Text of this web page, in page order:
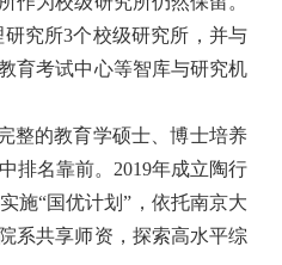
研究所3个校级研究所，并与
育考试中心等智库与研究机
整的教育学硕士、博士培养
排名靠前。 2019年成立陶行
施“国优计划” ，依托南京大
系共享师资，探索高水平综